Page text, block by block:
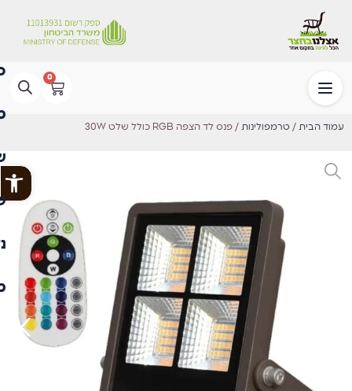
0
עמוד הבית / טרמפולינות / פנס לד הצפה RGB כולל שלט 30W